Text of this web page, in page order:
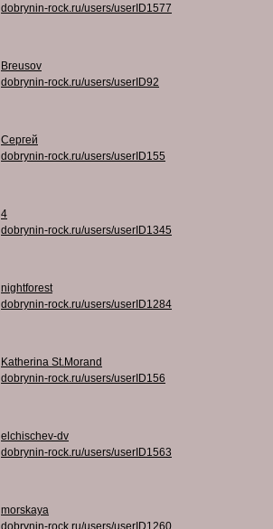
dobrynin-rock.ru/users/userID1577
Breusov
dobrynin-rock.ru/users/userID92
Сергей
dobrynin-rock.ru/users/userID155
4
dobrynin-rock.ru/users/userID1345
nightforest
dobrynin-rock.ru/users/userID1284
Katherina St.Morand
dobrynin-rock.ru/users/userID156
elchischev-dv
dobrynin-rock.ru/users/userID1563
morskaya
dobrynin-rock.ru/users/userID1260